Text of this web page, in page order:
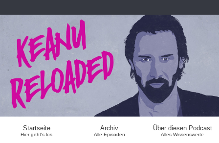
Startseite
Hier geht's los
Archiv
Alle Episoden
Über diesen Podcast
Alles Wissenswerte